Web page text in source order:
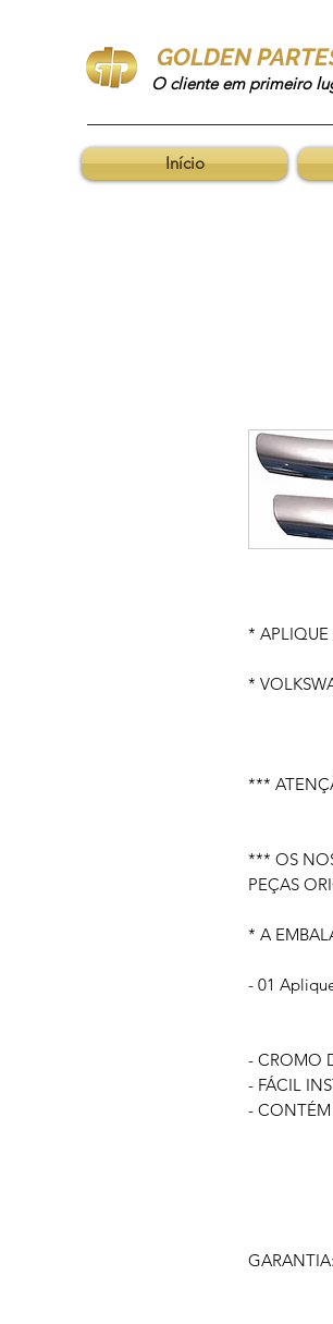
GOLDEN
O cliente em primeiro
Início
*
*
***
*** OS
PEÇAS
* A
- 01
- CROMO
- FÁCIL
- CONTÉM